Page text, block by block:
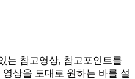
는 참고영상, 참고포인트를
상을 토대로 원하는 바를 설